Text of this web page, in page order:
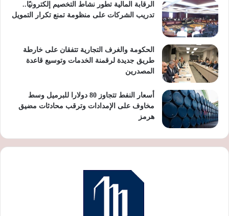
الرقابة المالية تطور نشاط التخصيم إلكترونيًا..
تدريب الشركات على منظومة تمنع تكرار التمويل
الحكومة والغرف التجارية تتفقان على خارطة
طريق جديدة لرقمنة الخدمات وتوسيع قاعدة
المصدرين
أسعار النفط تتجاوز 80 دولارا للبرميل وسط
مخاوف على الإمدادات وترقب محادثات مضيق
هرمز